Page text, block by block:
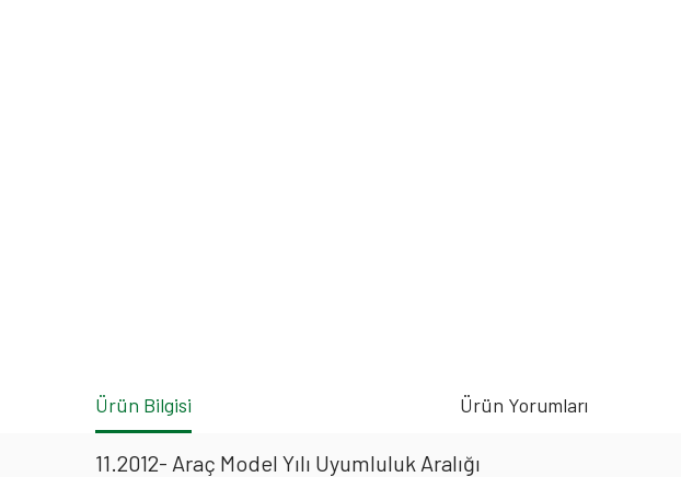
Ürün Bilgisi Ürün Yorumları
11.2012- Araç Model Yılı Uyumluluk Aralığı